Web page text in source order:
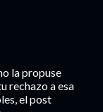
la propuse
rechazo a esa
el post